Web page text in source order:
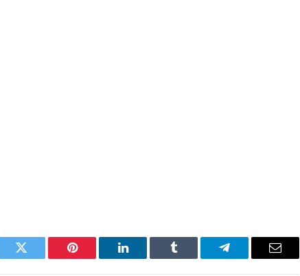
Twitter Pinterest LinkedIn Tumblr Telegram Email